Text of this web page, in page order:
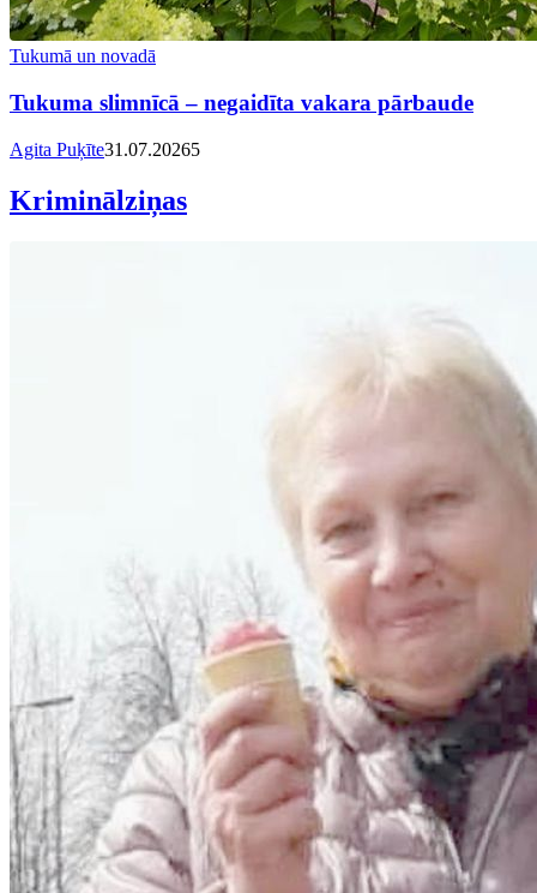
Tukumā un novadā
Tukuma slimnīcā – negaidīta vakara pārbaude
Agita Puķīte31.07.20265
Kriminālziņas